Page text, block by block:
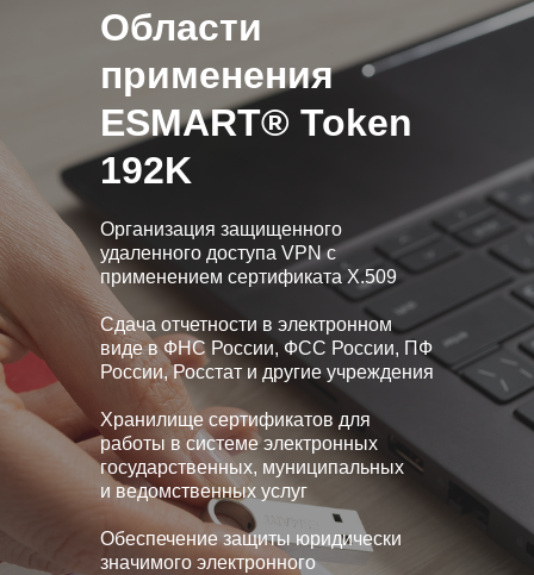
Области
применения
ESMART® Token
192K
Организация защищенного
удаленного доступа VPN с
применением сертификата X.509
Сдача отчетности в электронном
виде в ФНС России, ФСС России, ПФ
России, Росстат и другие учреждения
Хранилище сертификатов для
работы в системе электронных
государственных, муниципальных
и ведомственных услуг
Обеспечение защиты юридически
значимого электронного